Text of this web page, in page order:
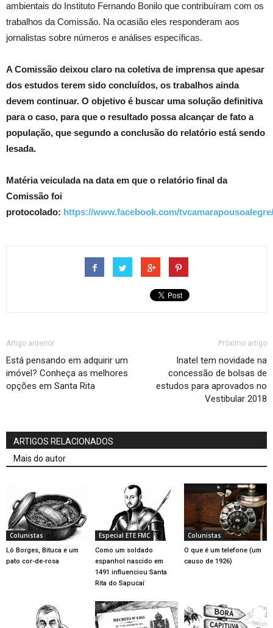
ambientais do Instituto Fernando Bonilo que contribuíram com os
trabalhos da Comissão. Na ocasião eles responderam aos
jornalistas sobre números e análises específicas.
A Comissão deixou claro na coletiva de imprensa que apesar
dos estudos terem sido concluídos, os trabalhos ainda
devem continuar. O objetivo é buscar uma solução definitiva
para o caso, para que o resultado possa alcançar de fato a
população, que segundo a conclusão do relatório está sendo
lesada.
Matéria veiculada na data em que o relatório final da
Comissão foi
protocolado: https://www.facebook.com/tvcamarapousoalegre/
Artigo anterior
Está pensando em adquirir um
imóvel? Conheça as melhores
opções em Santa Rita
Próximo artigo
Inatel tem novidade na
concessão de bolsas de
estudos para aprovados no
Vestibular 2018
ARTIGOS RELACIONADOS
Mais do autor
Colunistas
Lô Borges, Bituca e um
pato cor-de-rosa
Especial ETE FMC
Como um soldado
espanhol nascido em
1491 influenciou Santa
Rita do Sapucaí
Colunistas
O que é um telefone (um
causo de 1926)